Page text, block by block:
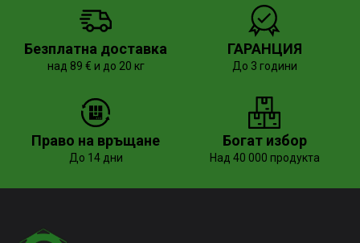
Безплатна доставка
над 89 € и до 20 кг
ГАРАНЦИЯ
До 3 години
Право на връщане
До 14 дни
Богат избор
Над 40 000 продукта